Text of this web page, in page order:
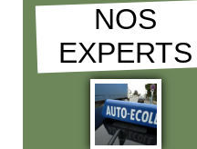
NOS
EXPERTS